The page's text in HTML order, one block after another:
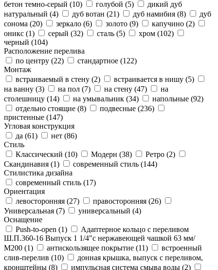
бетон темно-серый (10) голубой (5)
дикий дуб
натуральный (4) дуб вотан (21) дуб намибия (8)
дуб
сонома (20) зеркало (6) золото (9) капучино (2)
оникс (1) серый (32) сталь (5) хром (102)
черный (104)
Расположение перелива
по центру (22) стандартное (122)
Монтаж
встраиваемый в стену (2) встраивается в нишу (5)
на ванну (3) на пол (7) на стену (47)
на
столешницу (14) на умывальник (34) напольные (92)
отдельно стоящие (8) подвесные (236)
пристенные (147)
Угловая конструкция
да (61) нет (86)
Стиль
Классический (10) Модерн (38) Ретро (2)
Скандинавия (1) современный стиль (144)
Стилистика дизайна
современный стиль (17)
Ориентация
левосторонняя (27) правосторонняя (26)
Универсальная (7) универсальный (4)
Оснащение
Push-to-open (1)
Адаптерное кольцо с переливом
Ш.П.360-16 Выпуск 1 1/4"с нержавеющей чашкой 63 мм/
М200 (1) антискользящее покрытие (11)
встроенный
слив-перелив (10)
донная крышка, выпуск с переливом,
кронштейны (8) импульсная система смыва воды (2)